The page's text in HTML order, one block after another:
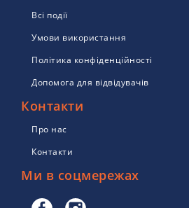
Всі події
Умови використання
Політика конфіденційності
Допомога для відвідувачів
Контакти
Про нас
Контакти
Ми в соцмережах